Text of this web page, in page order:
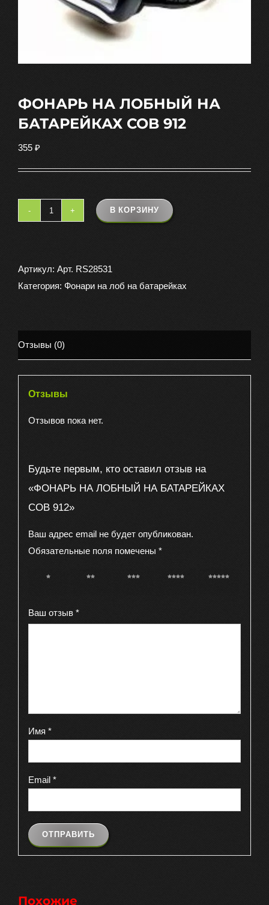
ФОНАРЬ НА ЛОБНЫЙ НА
БАТАРЕЙКАХ COB 912
355 ₽
Количество
НА
ЛОБНЫЙ
912
В КОРЗИНУ
Артикул: Арт. RS28531
Категория: Фонари на лоб на батарейках
Отзывы (0)
Отзывы
Отзывов пока нет.
Будьте первым, кто оставил отзыв на
«ФОНАРЬ НА ЛОБНЫЙ НА БАТАРЕЙКАХ
COB 912»
Ваш адрес email не будет опубликован.
Обязательные поля помечены *
1 из 5
2 из 5
3 из 5
4 из 5
5 из 5
Ваш отзыв *
Имя *
Email *
Похожие